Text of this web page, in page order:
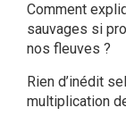
Comment
sauvages si
nos fleuves ?
Rien d’inédit
multiplication